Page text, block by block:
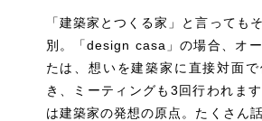
「建築家とつくる家」と言っても
別。「design casa」の場合、オ
たは、想いを建築家に直接対面
き、ミーティングも3回行われま
は建築家の発想の原点。たくさん